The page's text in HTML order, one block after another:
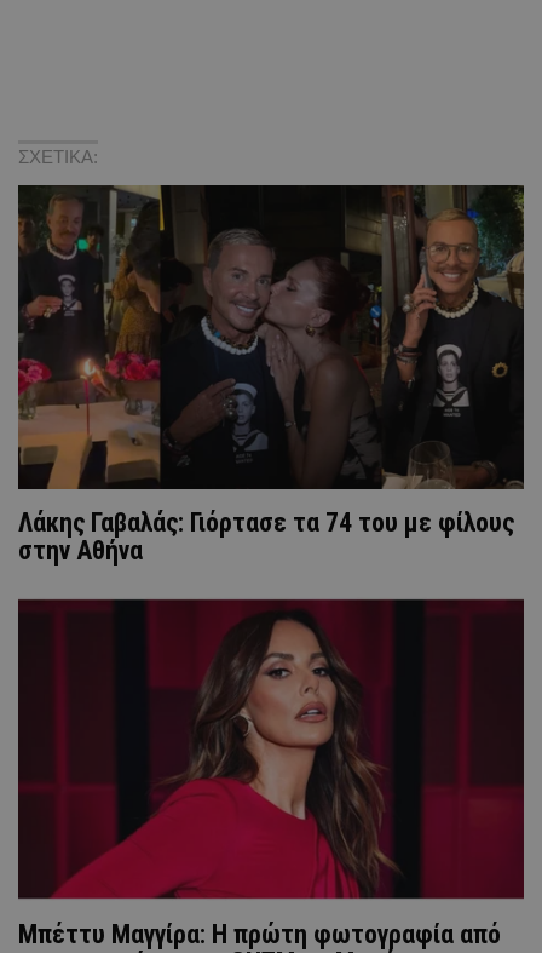
ΣΧΕΤΙΚΑ:
Λάκης Γαβαλάς: Γιόρτασε τα 74 του με φίλους
στην Αθήνα
Μπέττυ Μαγγίρα: Η πρώτη φωτογραφία από